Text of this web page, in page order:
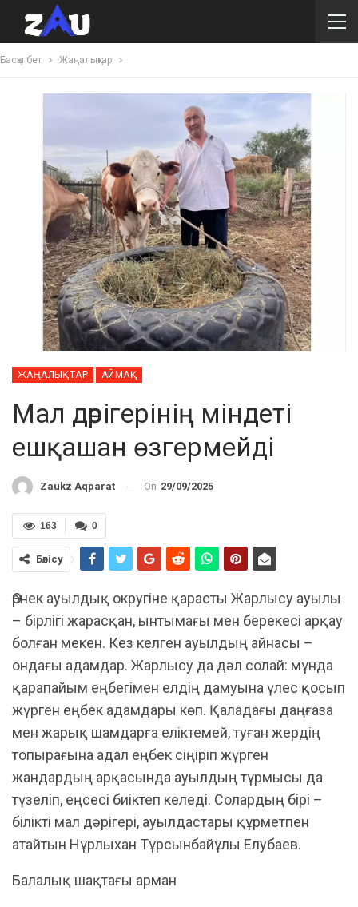
Басқы бет Жаңалықтар
ЖАҢАЛЫҚТАР АЙМАҚ
Мал дәрігерінің міндеті
ешқашан өзгермейді
Zaukz Aqparat On 29/09/2025
0
163
Бөлісу
Өрнек ауылдық округіне қарасты Жарлысу ауылы
– бірлігі жарасқан, ынтымағы мен берекесі арқау
болған мекен. Кез келген ауылдың айнасы –
ондағы адамдар. Жарлысу да дәл солай: мұнда
қарапайым еңбегімен елдің дамуына үлес қосып
жүрген еңбек адамдары көп. Қаладағы даңғаза
мен жарық шамдарға еліктемей, туған жердің
топырағына адал еңбек сіңіріп жүрген
жандардың арқасында ауылдың тұрмысы да
түзеліп, еңсесі биіктеп келеді. Солардың бірі –
білікті мал дәрігері, ауылдастары құрметпен
атайтын Нұрлыхан Тұрсынбайұлы Елубаев.
Балалық шақтағы арман